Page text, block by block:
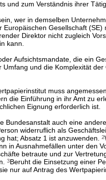
und zum Verständnis ihrer
wer in demselben
Gesellschaft
Direktor nicht zugleich
kann.
Aufsichtsmandate, die ein
und die Komplexität
muss
die Einführung in ihr Amt zu
Eignung erforderlich ist.
Bundesanstalt auch eine
widerruflich als
hat; Absatz 1 ist anzuwenden.
2
in Ausnahmefällen unter den
betraute und zur
3Beruht die Einsetzung einer
nur auf Antrag des